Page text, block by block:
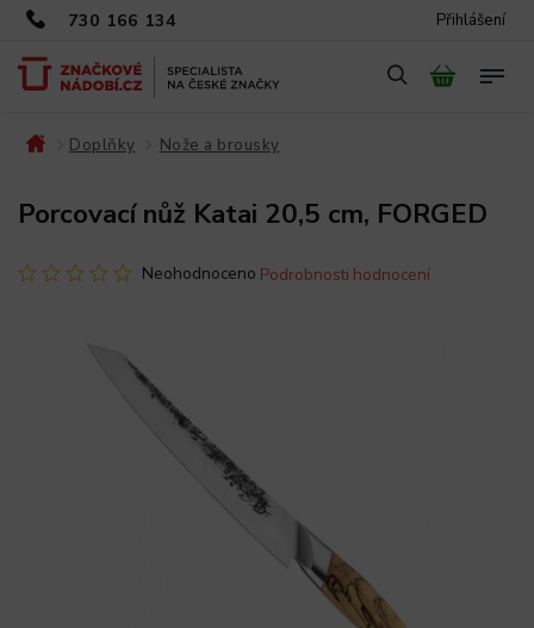
730 166 134 Přihlášení
Doplňky Nože a brousky
Porcovací nůž Katai 20,5 cm, FORGED
Neohodnoceno Podrobnosti hodnocení